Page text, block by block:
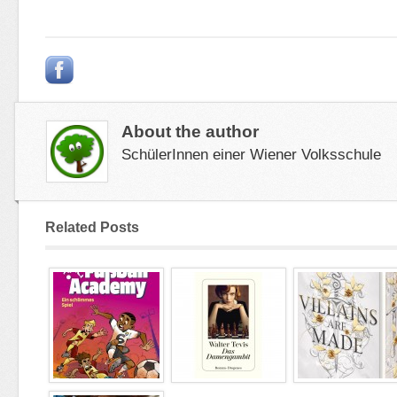
About the author
SchülerInnen einer Wiener Volksschule
Related Posts